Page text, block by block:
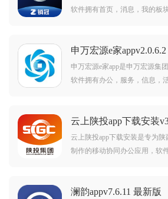
软件拥有首页，消息，我的板
势销冠，启新境，势不凡。
申万宏源e家
申万宏源e家app是申万宏源集
软件拥有办公，服务，信息，
便，需要的朋友赶紧前来下载
云上陕投app下载安装
云上陕投app下载安装是专为
制作的移动协同办公应用，软
作好帮手。
澜韵appv7.6.11 最新版